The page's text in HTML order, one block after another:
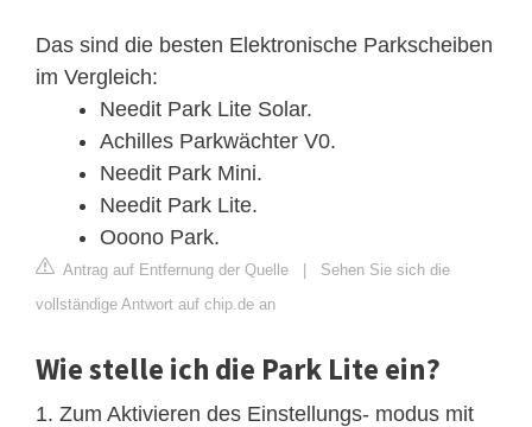
Das sind die besten Elektronische Parkscheiben
im Vergleich:
Needit Park Lite Solar.
Achilles Parkwächter V0.
Needit Park Mini.
Needit Park Lite.
Ooono Park.
Antrag auf Entfernung der Quelle | Sehen Sie sich die
vollständige Antwort auf chip.de an
Wie stelle ich die Park Lite ein?
1. Zum Aktivieren des Einstellungs- modus mit